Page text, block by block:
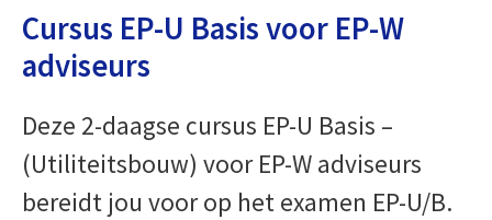
Cursus EP-U Basis voor EP-W
adviseurs
Deze 2-daagse cursus EP-U Basis –
(Utiliteitsbouw) voor EP-W adviseurs
bereidt jou voor op het examen EP-U/B.